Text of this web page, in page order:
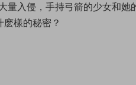
量入侵，手持弓箭的少女和
樣的秘密？